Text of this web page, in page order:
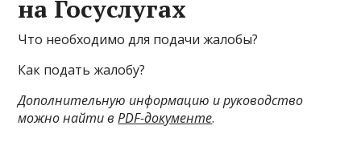
на Госуслугах
Что необходимо для подачи жалобы?
Как подать жалобу?
Дополнительную информацию и руководство
можно найти вPDF-документе.